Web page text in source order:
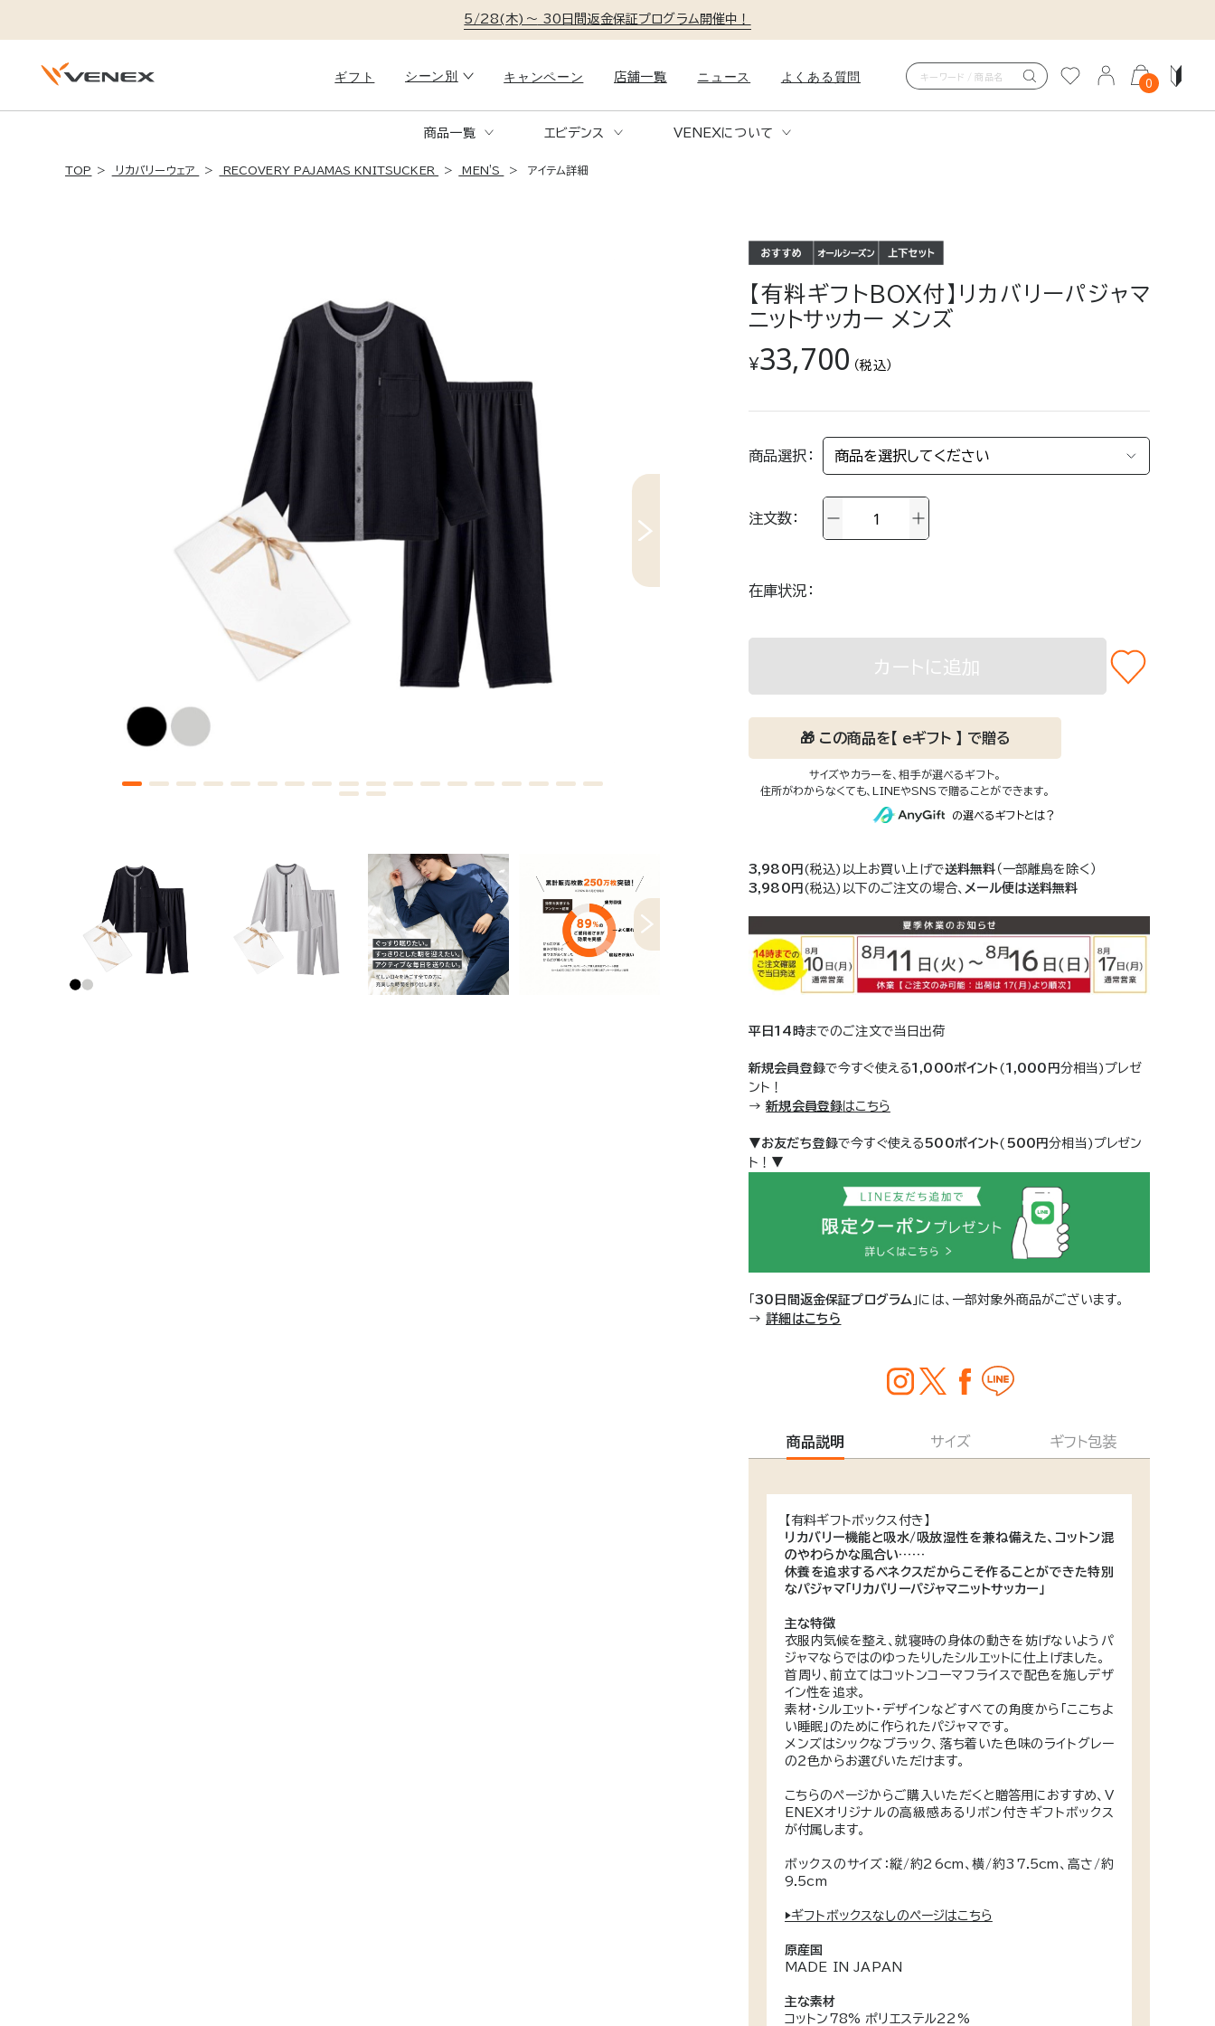
5/28(木)～ 30日間返金保証プログラム開催中！
ギフト シーン別
ー
特殊繊維が身体を包み、快適な眠りへ。
運動後
RECHARGE＋
トレーニング後の体をクールダウン。
着るだけで筋肉のこわばりを優しくサポー
ト。
移動時
リカバリムーヴ
通勤、出張、新幹線…長時間の移動が体に残
る人へ。旅先でも仕事でも、移動しながら整
ACCESORRY
アクセサリー
"つけるだけでオフライン"な旅のマストギ
キャンペーン 店舗一覧 ニュース よくある質問 0
商品一覧 エビデンス VENEXについて
TOP リカバリーウェア RECOVERY PAJAMAS KNITSUCKER MEN'S アイテム詳細
【有料ギフトBOX付】リカバリーパジャマ
ニットサッカー メンズ
¥33,700 （税込）
商品選択
注文数
在庫状況
カートに追加
3,980円 (税込)以上お買い上げで送料無料 （一部離島を除く）
3,980円 (税込)以下のご注文の場合、 メール便は送料無料
平日14時までのご注文で当日出荷
新規会員登録で今すぐ使える1,000ポイント(1,000円 分相当)プレゼ
ント！
→新規会員登録はこちら
▼お友だち登録で今すぐ使える500ポイント( 500円分相当)プレゼン
ト！▼
「30日間返金保証プログラム 」には、一部対象外商品がございます。
→詳細はこちら
商品説明
【有料ギフトボックス付き】
リカバリー機能と吸水/吸放湿性を兼ね備えた、コットン混
のやわらかな風合い……
休養を追求するベネクスだからこそ作ることができた特別
なパジャマ「リカバリーパジャマニットサッカー」
主な特徴
衣服内気候を整え、就寝時の身体の動きを妨げないようパ
ジャマならではのゆったりしたシルエットに仕上げました。
首周り、前立てはコットンコーマフライスで配色を施しデザ
イン性を追求。
素材・シルエット・デザインなどすべての角度から「ここちよ
い睡眠」のために作られたパジャマです。
メンズはシックなブラック、落ち着いた色味のライトグレー
の２色からお選びいただけます。
こちらのページからご購入いただくと贈答用におすすめ、V
ENEXオリジナルの高級感あるリボン付きギフトボックス
が付属します。
ボックスのサイズ：縦/約26cm、横/約37.5cm、高さ/約
9.5cm
▶ギフトボックスなしのページはこちら
原産国
MADE IN JAPAN
主な素材
コットン78% ポリエステル22%
サイズ ギフト包装